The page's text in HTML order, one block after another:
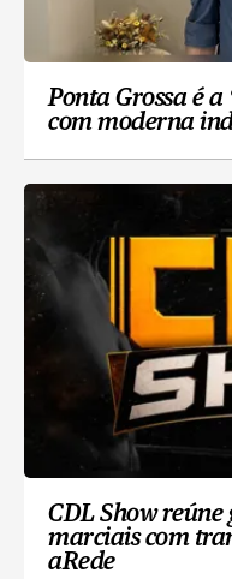
Ponta Grossa é a
com moderna
CDL Show reúne
marciais com
aRede